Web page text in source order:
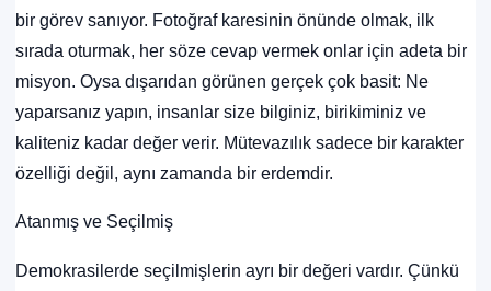
bir görev sanıyor. Fotoğraf karesinin önünde olmak, ilk
sırada oturmak, her söze cevap vermek onlar için adeta bir
misyon. Oysa dışarıdan görünen gerçek çok basit: Ne
yaparsanız yapın, insanlar size bilginiz, birikiminiz ve
kaliteniz kadar değer verir. Mütevazılık sadece bir karakter
özelliği değil, aynı zamanda bir erdemdir.
Atanmış ve Seçilmiş
Demokrasilerde seçilmişlerin ayrı bir değeri vardır. Çünkü